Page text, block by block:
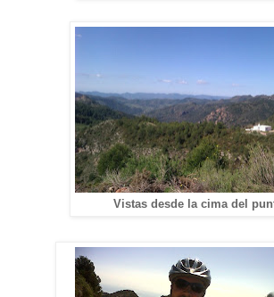
Vistas desde la cima del